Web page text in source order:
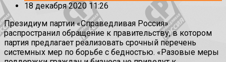
18 декабря 2020 11:26
Президиум партии «Справедливая Россия»
распространил обращение к правительству, в котором
партия предлагает реализовать срочный перечень
системных мер по борьбе с бедностью. «Разовые меры